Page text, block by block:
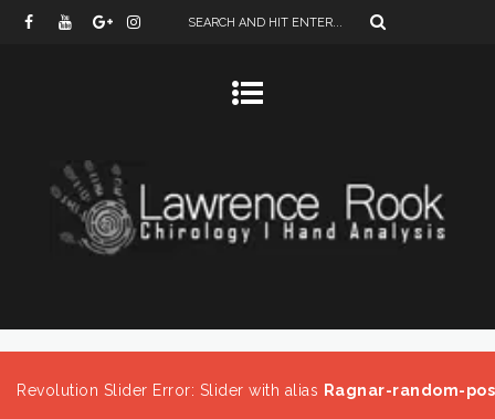
Revolution Slider Error: Slider with alias Ragnar-random-